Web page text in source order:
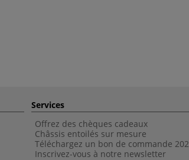
Services
Offrez des chèques cadeaux
Châssis entoilés sur mesure
Téléchargez un bon de commande 202
Inscrivez-vous à notre newsletter